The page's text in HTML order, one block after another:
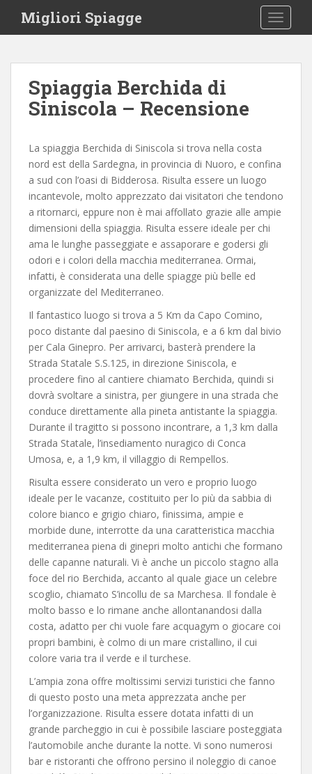
i
Migliori Spiagge
Spiaggia Berchida di
Siniscola – Recensione
La spiaggia Berchida di Siniscola si trova nella costa
nord est della Sardegna, in provincia di Nuoro, e confina
a sud con l’oasi di Bidderosa. Risulta essere un luogo
incantevole, molto apprezzato dai visitatori che tendono
a ritornarci, eppure non è mai affollato grazie alle ampie
dimensioni della spiaggia. Risulta essere ideale per chi
ama le lunghe passeggiate e assaporare e godersi gli
odori e i colori della macchia mediterranea. Ormai,
infatti, è considerata una delle spiagge più belle ed
organizzate del Mediterraneo.
Il fantastico luogo si trova a 5 Km da Capo Comino,
poco distante dal paesino di Siniscola, e a 6 km dal bivio
per Cala Ginepro. Per arrivarci, basterà prendere la
Strada Statale S.S.125, in direzione Siniscola, e
procedere fino al cantiere chiamato Berchida, quindi si
dovrà svoltare a sinistra, per giungere in una strada che
conduce direttamente alla pineta antistante la spiaggia.
Durante il tragitto si possono incontrare, a 1,3 km dalla
Strada Statale, l’insediamento nuragico di Conca
Umosa, e, a 1,9 km, il villaggio di Rempellos.
Risulta essere considerato un vero e proprio luogo
ideale per le vacanze, costituito per lo più da sabbia di
colore bianco e grigio chiaro, finissima, ampie e
morbide dune, interrotte da una caratteristica macchia
mediterranea piena di ginepri molto antichi che formano
delle capanne naturali. Vi è anche un piccolo stagno alla
foce del rio Berchida, accanto al quale giace un celebre
scoglio, chiamato S’incollu de sa Marchesa. Il fondale è
molto basso e lo rimane anche allontanandosi dalla
costa, adatto per chi vuole fare acquagym o giocare coi
propri bambini, è colmo di un mare cristallino, il cui
colore varia tra il verde e il turchese.
L’ampia zona offre moltissimi servizi turistici che fanno
di questo posto una meta apprezzata anche per
l’organizzazione. Risulta essere dotata infatti di un
grande parcheggio in cui è possibile lasciare posteggiata
l’automobile anche durante la notte. Vi sono numerosi
bar e ristoranti che offrono persino il noleggio di canoe